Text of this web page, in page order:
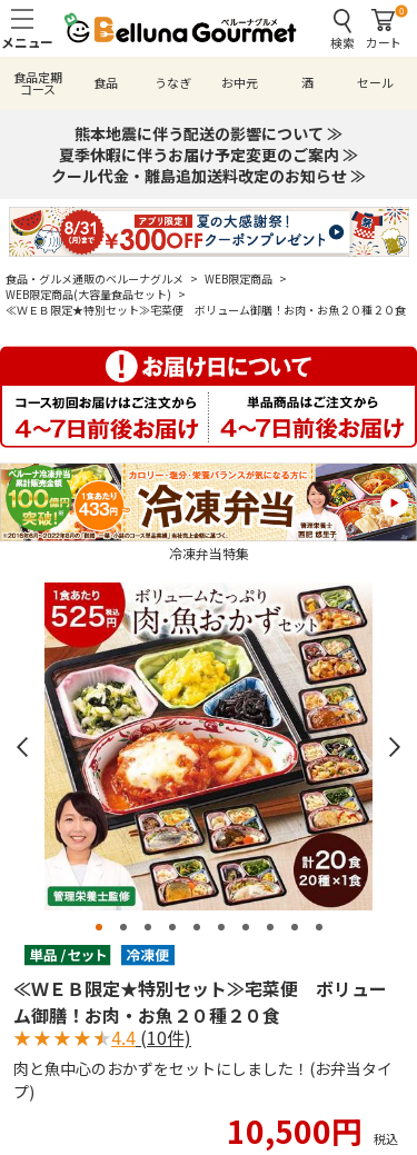
検索
0
カート
食品定期
コース 食品 うなぎ お中元 酒 セール
熊本地震に伴う配送の影響について ≫
夏季休暇に伴うお届け予定変更のご案内 ≫
クール代金・離島追加送料改定のお知らせ ≫
食品・グルメ通販のベルーナグルメ > WEB限定商品 >
WEB限定商品(大容量食品セット) >
≪ＷＥＢ限定★特別セット≫宅菜便 ボリューム御膳！お肉・お魚２０種２０食
冷凍弁当特集
≪ＷＥＢ限定★特別セット≫宅菜便 ボリュー
ム御膳！お肉・お魚２０種２０食
★★★★★4.4 (10件)
肉と魚中心のおかずをセットにしました！(お弁当タイ
プ)
10,500円 税込